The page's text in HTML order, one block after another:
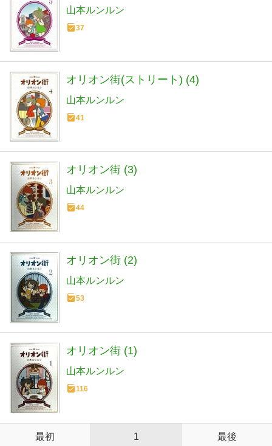
山本ルンルン
37
オリオン街(ストリート) (4)
山本ルンルン
41
オリオン街 (3)
山本ルンルン
44
オリオン街 (2)
山本ルンルン
53
オリオン街 (1)
山本ルンルン
116
最初 1 最後